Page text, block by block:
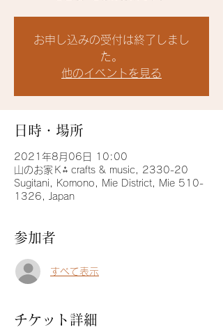
お申し込みの受付は終了しまし
た。
他のイベントを見る
日時・場所
2021年8月06日 10:00
山のお家Ｋ⁂ crafts & music, 2330-20
Sugitani, Komono, Mie District, Mie 510-
1326, Japan
参加者
すべて表示
チケット詳細